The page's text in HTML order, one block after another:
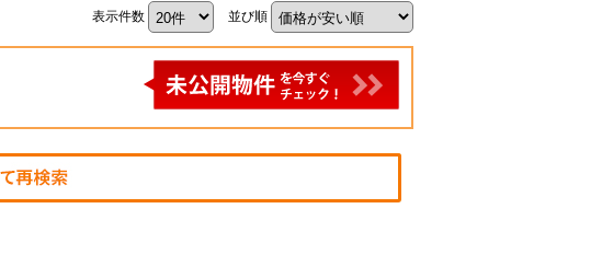
表示件数 並び順